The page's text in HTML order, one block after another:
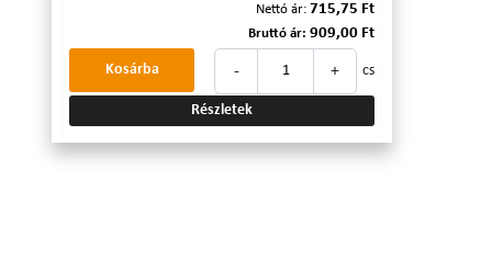
Nettó ár: 715,75 Ft
Bruttó ár: 909,00 Ft
- + cs
Kosárba
Részletek